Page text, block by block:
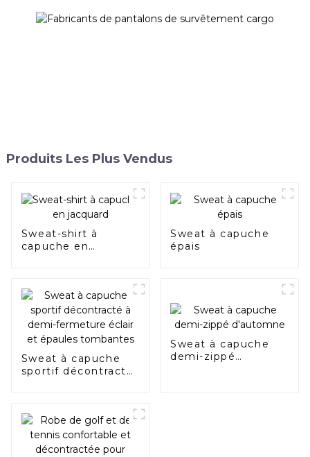
Produits Les Plus Vendus
Sweat-shirt à
capuche en
Sweat à capuche
épais
Sweat à capuche
sportif décontracté
Sweat à capuche
demi-zippé